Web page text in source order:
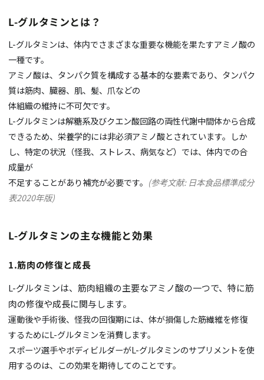
L-グルタミンとは？
L-グルタミンは、体内でさまざまな重要な機能を果たすアミノ酸の
一種です。
アミノ酸は、タンパク質を構成する基本的な要素であり、タンパク
質は筋肉、臓器、肌、髪、爪などの
体組織の維持に不可欠です。
L-グルタミンは解糖系及びクエン酸回路の両性代謝中間体から合成
できるため、栄養学的には非必須アミノ酸とされています。しか
し、特定の状況（怪我、ストレス、病気など）では、体内での合
成量が
不足することがあり補充が必要です。 (参考文献: 日本食品標準成分
表2020年版)
L-グルタミンの主な機能と効果
1.筋肉の修復と成長
L-グルタミンは、筋肉組織の主要なアミノ酸の一つで、特に筋
肉の修復や成長に関与します。
運動後や手術後、怪我の回復期には、体が損傷した筋繊維を修復
するためにL-グルタミンを消費します。
スポーツ選手やボディビルダーがL-グルタミンのサプリメントを使
用するのは、この効果を期待してのことです。